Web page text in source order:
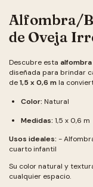
Alfombra/
de Oveja
Descubre esta
diseñada para brindar
de1,5 x 0,6 m la
Color: Natural
Medidas: 1,5 x 0,6 m
Usos ideales: -
cuarto infantil
Su color natural y
cualquier espacio.